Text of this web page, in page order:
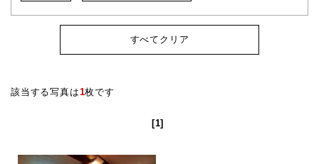
すべてクリア
該当する写真は1枚です
[1]